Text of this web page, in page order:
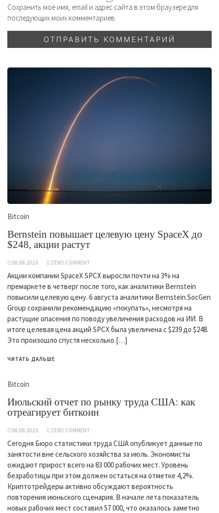
Сохранить моё имя, email и адрес сайта в этом браузере для
последующих моих комментариев.
Bitcoin
Bernstein повышает целевую цену SpaceX до
$248, акции растут
08.08.2026 ZERO COMMENT
Акции компании SpaceX SPCX выросли почти на 3% на
премаркете в четверг после того, как аналитики Bernstein
повысили целевую цену. 6 августа аналитики Bernstein SocGen
Group сохранили рекомендацию «покупать», несмотря на
растущие опасения по поводу увеличения расходов на ИИ. В
итоге целевая цена акций SPCX была увеличена с $239 до $248.
Это произошло спустя несколько […]
ЧИТАТЬ ДАЛЬШЕ
Bitcoin
Июльский отчет по рынку труда США: как
отреагирует биткоин
08.08.2026 ZERO COMMENT
Сегодня Бюро статистики труда США опубликует данные по
занятости вне сельского хозяйства за июль. Экономисты
ожидают прирост всего на 83 000 рабочих мест. Уровень
безработицы при этом должен остаться на отметке 4,2%.
Криптотрейдеры активно обсуждают вероятность
повторения июньского сценария. В начале лета показатель
новых рабочих мест составил 57 000, что оказалось заметно